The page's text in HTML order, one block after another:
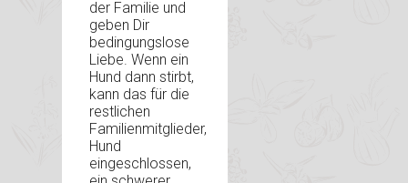
der Familie und
geben Dir
bedingungslose
Liebe. Wenn ein
Hund dann stirbt,
kann das für die
restlichen
Familienmitglieder,
Hund
eingeschlossen,